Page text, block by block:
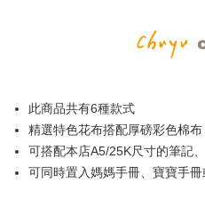
此商品共有6種款式
精選特色花布搭配厚磅彩色棉
可搭配本店A5/25K尺寸的筆記
可同時置入媽媽手冊、寶寶手